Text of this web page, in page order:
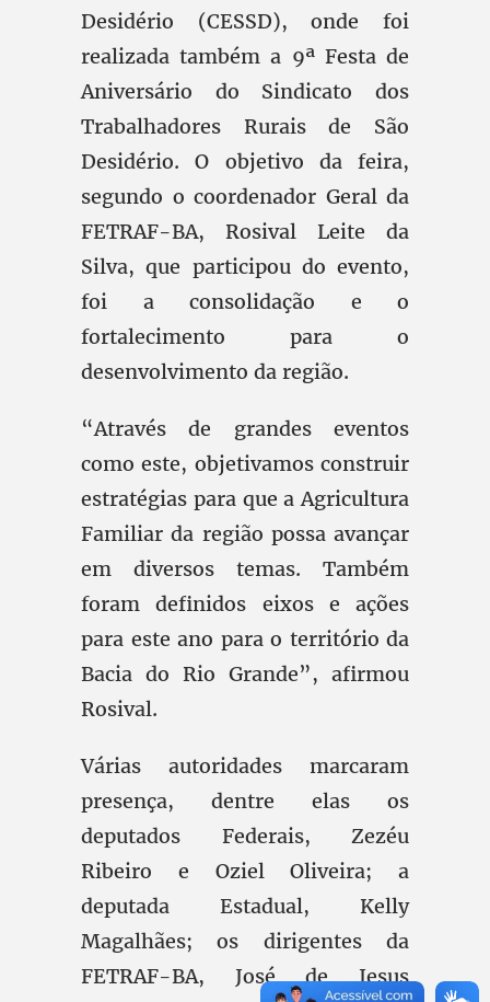
Desidério (CESSD), onde foi
realizada também a 9ª Festa de
Aniversário do Sindicato dos
Trabalhadores Rurais de São
Desidério. O objetivo da feira,
segundo o coordenador Geral da
FETRAF-BA, Rosival Leite da
Silva, que participou do evento,
foi a consolidação e o
fortalecimento para o
desenvolvimento da região.
“Através de grandes eventos
como este, objetivamos construir
estratégias para que a Agricultura
Familiar da região possa avançar
em diversos temas. Também
foram definidos eixos e ações
para este ano para o território da
Bacia do Rio Grande”, afirmou
Rosival.
Várias autoridades marcaram
presença, dentre elas os
deputados Federais, Zezéu
Ribeiro e Oziel Oliveira; a
deputada Estadual, Kelly
Magalhães; os dirigentes da
FETRAF-BA, José de Jesus